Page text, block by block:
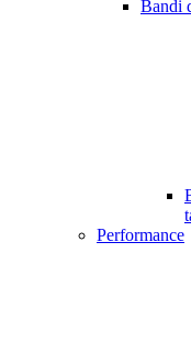
Bandi
Performance